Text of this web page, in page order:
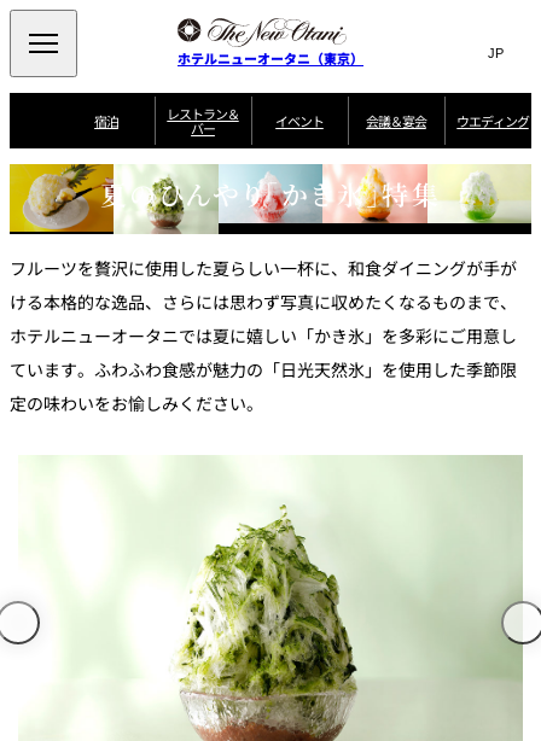
ホテルニューオータニ（東京） Search
サ
ト
内
検
索
窓
を
開
閉
言
切
替
え
メ
ニ
ュ
ー
開
閉
JP(日本語)
EN
Select Language ▼
宿泊
ゼクティブハ
ウス 禅 ザ・メイン
ニューオータニ・
ガーデンタワー スイートのご案内
客室一覧 宿泊プラン一覧 サービスガイド ルームサービス
ルニューオー
ートメント 朝食のご案内
宿泊者限定
のご案内 お祝いに
レストラン＆
バー
ご案内
ソムリエ 個室のご案内
ご家族で楽し
ビュッフェ
VIEW & DINING タワーレスト ガーデンラウ トレーダーヴ
スイーツ
トレーダーヴ
ィックス 東京
ベッラ・ヴィ
イベント 会議＆宴会
会
議
＆
宴
会
宴会場一覧 MICE
宴会ご予約・お問
合せフォーム
ウエディング
ウ
エ
デ
ィ
ン
グ
ウエディングスタ
イル コンセ
披露宴 料理・
ムービー TOKYO
夏のひんやり「かき氷」特集
フルーツを贅沢に使用した夏らしい一杯に、和食ダイニングが手が
ける本格的な逸品、さらには思わず写真に収めたくなるものまで、
ホテルニューオータニでは夏に嬉しい「かき氷」を多彩にご用意し
ています。ふわふわ食感が魅力の「日光天然氷」を使用した季節限
定の味わいをお愉しみください。